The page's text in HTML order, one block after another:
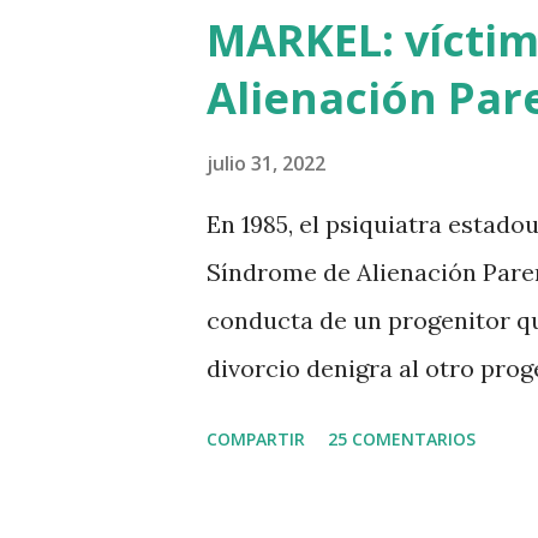
presunto maestro egipcio
niños de la villa romana. Mi
casualidad de las
MARKEL:
Alienación
julio 31, 2022
En 1985, el psiquiatra
Síndrome de Alienación
conducta de un progenitor
divorcio denigra al otro
COMPARTIR 25 COMENTARIOS